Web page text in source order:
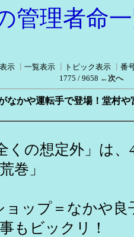
管理者命
示 一覧表示 トピック表示
番
1775 / 9658 ←次へ
なかや運転手で登場！堂村や
くの想定外」は、
巻」
ップ＝なかや良
もビックリ！